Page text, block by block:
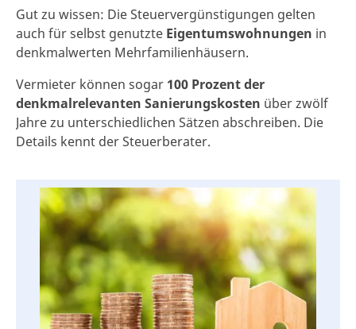
Gut zu wissen: Die Steuervergünstigungen gelten
auch für selbst genutzte Eigentumswohnungen in
denkmalwerten Mehrfamilienhäusern.
Vermieter können sogar 100 Prozent der
denkmalrelevanten Sanierungskosten über zwölf
Jahre zu unterschiedlichen Sätzen abschreiben. Die
Details kennt der Steuerberater.